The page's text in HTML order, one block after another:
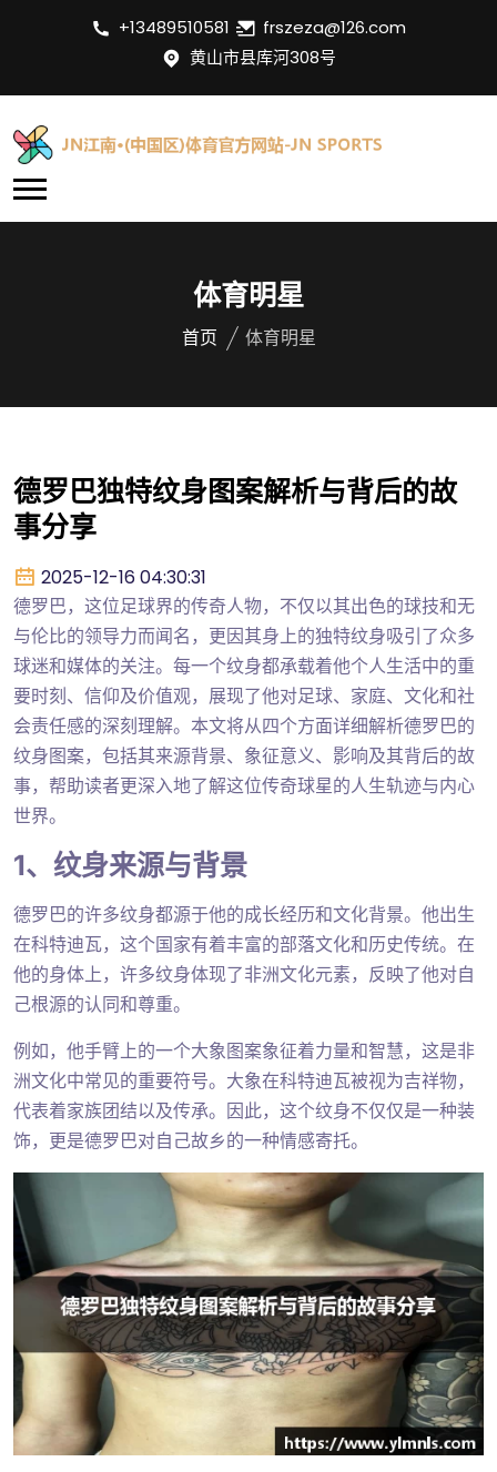
+13489510581
frszeza@126.com
黄山市县库河308号
体育明星
首页 体育明星
德罗巴独特纹身图案解析与背后的故
事分享
2025-12-16 04:30:31
德罗巴，这位足球界的传奇人物，不仅以其出色的球技和无
与伦比的领导力而闻名，更因其身上的独特纹身吸引了众多
球迷和媒体的关注。每一个纹身都承载着他个人生活中的重
要时刻、信仰及价值观，展现了他对足球、家庭、文化和社
会责任感的深刻理解。本文将从四个方面详细解析德罗巴的
纹身图案，包括其来源背景、象征意义、影响及其背后的故
事，帮助读者更深入地了解这位传奇球星的人生轨迹与内心
世界。
1、纹身来源与背景
德罗巴的许多纹身都源于他的成长经历和文化背景。他出生
在科特迪瓦，这个国家有着丰富的部落文化和历史传统。在
他的身体上，许多纹身体现了非洲文化元素，反映了他对自
己根源的认同和尊重。
例如，他手臂上的一个大象图案象征着力量和智慧，这是非
洲文化中常见的重要符号。大象在科特迪瓦被视为吉祥物，
代表着家族团结以及传承。因此，这个纹身不仅仅是一种装
饰，更是德罗巴对自己故乡的一种情感寄托。